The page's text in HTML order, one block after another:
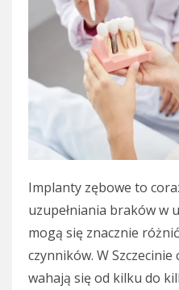
Implanty zębowe to
uzupełniania braków w
mogą się znacznie
czynników. W
wahają się od kilku do